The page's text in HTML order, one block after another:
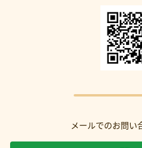
メールでのお問い